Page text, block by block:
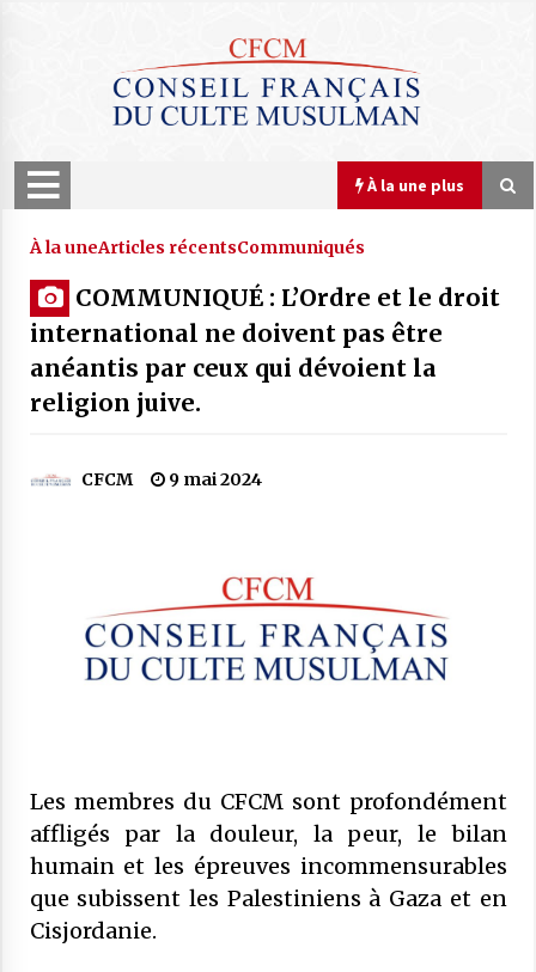
À la une plus
À la une plus
COMMUNIQUÉ : Le Nouvel An hégirien
1448 débute Mardi 16 juin 2026
15 juin 2026
Odoul.
est le jour de l’Aïd El Fitr
10 mars 2026
Mise au point : Ramadan 2026,
COMMUNIQUÉ : Jeudi 19 février 2026
est le premier jour de Ramadan
17 février 2026
COMMUNIQUÉ :
À la uneArticles récentsCommuniqués
COMMUNIQUÉ : L’Ordre et le droit
international ne doivent pas être
anéantis par ceux qui dévoient la
religion juive.
CFCM 9 mai 2024
Les membres du CFCM sont profondément
affligés par la douleur, la peur, le bilan
humain et les épreuves incommensurables
que subissent les Palestiniens à Gaza et en
Cisjordanie.